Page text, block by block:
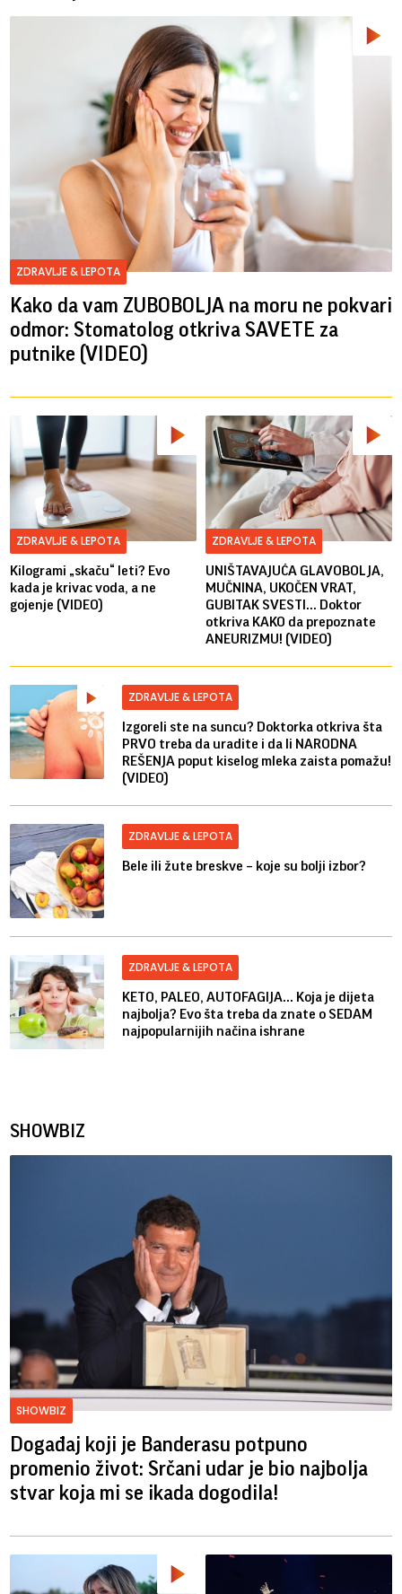
ZDRAVLJE & LEPOTA
Kako da vam ZUBOBOLJA na moru ne pokvari
odmor: Stomatolog otkriva SAVETE za
putnike (VIDEO)
ZDRAVLJE & LEPOTA
Kilogrami „skaču“ leti? Evo
kada je krivac voda, a ne
gojenje (VIDEO)
ZDRAVLJE & LEPOTA
UNIŠTAVAJUĆA GLAVOBOLJA,
MUČNINA, UKOČEN VRAT,
GUBITAK SVESTI... Doktor
otkriva KAKO da prepoznate
ANEURIZMU! (VIDEO)
ZDRAVLJE & LEPOTA
Izgoreli ste na suncu? Doktorka otkriva šta
PRVO treba da uradite i da li NARODNA
REŠENJA poput kiselog mleka zaista pomažu!
(VIDEO)
ZDRAVLJE & LEPOTA
Bele ili žute breskve – koje su bolji izbor?
ZDRAVLJE & LEPOTA
KETO, PALEO, AUTOFAGIJA... Koja je dijeta
najbolja? Evo šta treba da znate o SEDAM
najpopularnijih načina ishrane
SHOWBIZ
SHOWBIZ
Događaj koji je Banderasu potpuno
promenio život: Srčani udar je bio najbolja
stvar koja mi se ikada dogodila!